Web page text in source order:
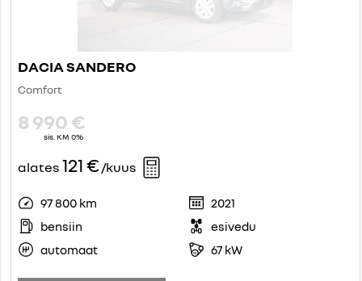
DACIA SANDERO
Comfort
8 990 €
sis. KM 0%
alates 121 €/kuus
97 800 km
2021
bensiin
esivedu
automaat
67 kW